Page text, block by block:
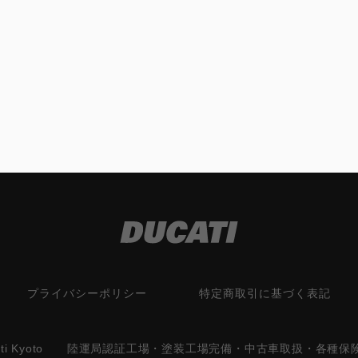
プライバシーポリシー 特定商取引に基づく表記
Kyoto 陸運局認証工場・塗装工場完備・中古車取扱・各種保